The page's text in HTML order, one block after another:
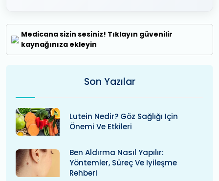
Medicana sizin sesiniz! Tıklayın güvenilir
kaynağınıza ekleyin
Son Yazılar
Lutein Nedir? Göz Sağlığı Için
Önemi Ve Etkileri
Ben Aldırma Nasıl Yapılır:
Yöntemler, Süreç Ve Iyileşme
Rehberi